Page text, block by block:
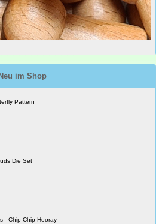
im Shop
Pattern
Die Set
- Chip Chip Hooray